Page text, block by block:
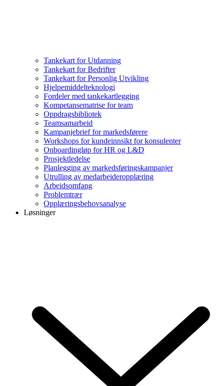
Tankekart for Utdanning
Tankekart for Bedrifter
Tankekart for Personlig Utvikling
Hjelpemiddelteknologi
Fordeler med tankekartlegging
Kompetansematrise for team
Oppdragsbibliotek
Teamsamarbeid
Kampanjebrief for markedsførere
Workshops for kundeinnsikt for konsulenter
Onboardingløp for HR og L&D
Prosjektledelse
Planlegging av markedsføringskampanjer
Utrulling av medarbeideropplæring
Arbeidsomfang
Problemtrær
Opplæringsbehovsanalyse
Løsninger